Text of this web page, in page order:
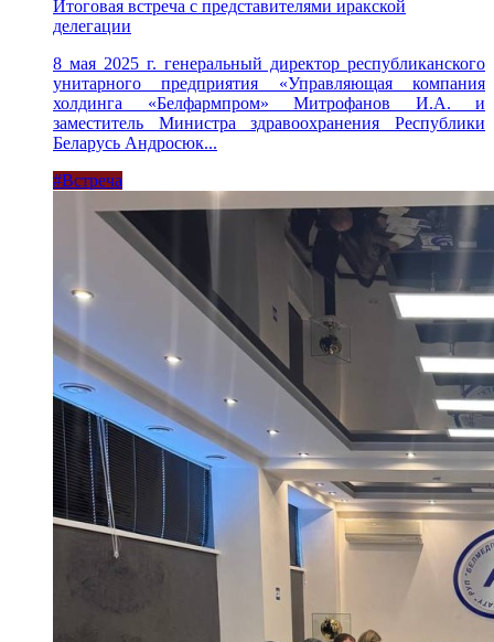
Итоговая встреча с представителями иракской
делегации
8 мая 2025 г. генеральный директор республиканского
унитарного предприятия «Управляющая компания
холдинга «Белфармпром» Митрофанов И.А. и
заместитель Министра здравоохранения Республики
Беларусь Андросюк...
#Встреча